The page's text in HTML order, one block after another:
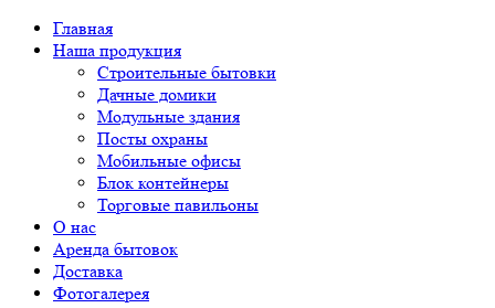
Главная
Наша продукция
Строительные бытовки
Дачные домики
Модульные здания
Посты охраны
Мобильные офисы
Блок контейнеры
Торговые павильоны
О нас
Аренда бытовок
Доставка
Фотогалерея